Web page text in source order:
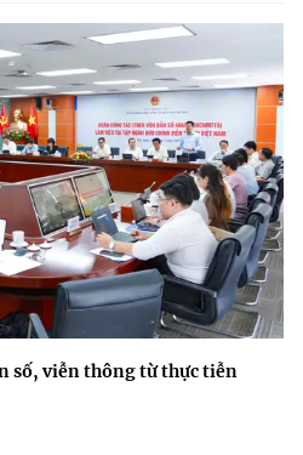
số, viễn thông từ thực tiễn